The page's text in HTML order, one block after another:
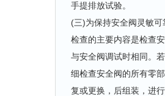
手提排放试验。
(三)为保持安全阀灵敏
检查的主要内容是检查
与安全阀调试时相同。
细检查安全阀的所有零
复或更换，后组装，进